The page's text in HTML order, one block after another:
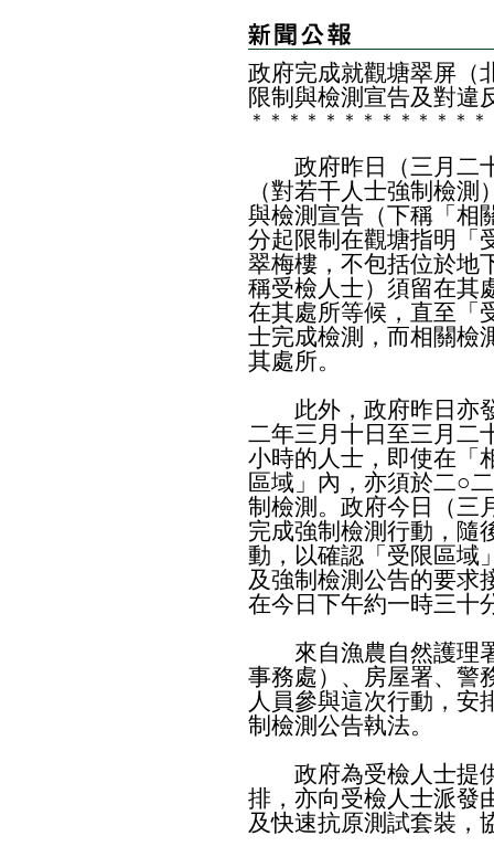
政府完成就觀塘翠屏（
限制與檢測宣告及對違
＊ ＊ ＊ ＊ ＊ ＊ ＊ ＊ ＊ ＊ ＊ ＊ ＊
政府昨日（三月二十
（對若干人士強制檢
與檢測宣告（下稱「相
分起限制在觀塘指明「
翠梅樓，不包括位於地
稱受檢人士）須留在其
在其處所等候，直至「
士完成檢測，而相關檢
其處所。
此外，政府昨日亦發
二年三月十日至三月二
小時的人士，即使在「
區域」內，亦須於二○
制檢測。政府今日（三
完成強制檢測行動，隨
動，以確認「受限區域
及強制檢測公告的要求
在今日下午約一時三十
來自漁農自然護理署
事務處）、房屋署、警
人員參與這次行動，安
制檢測公告執法。
政府為受檢人士提供
排，亦向受檢人士派發
及快速抗原測試套裝，